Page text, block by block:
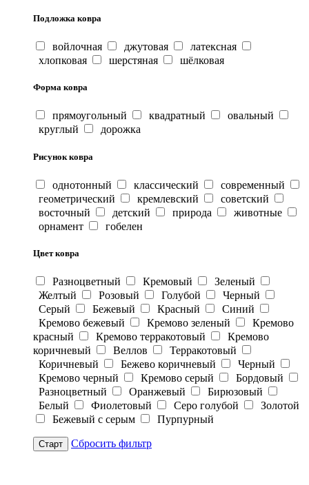
Подложка ковра
войлочная джутовая
латексная
хлопковая
шерстяная шёлковая
Форма ковра
прямоугольный квадратный
овальный
круглый
дорожка
Рисунок ковра
однотонный классический
современный
геометрический
кремлевский
советский
восточный
детский природа
животные
орнамент
гобелен
Цвет ковра
Разноцветный Кремовый
Зеленый
Желтый
Розовый Голубой
Черный
Серый
Бежевый Красный
Синий
Кремово бежевый
Кремово зеленый
Кремово
красный
Кремово терракотовый
Кремово
коричневый
Веллов
Терракотовый
Коричневый
Бежево коричневый
Черный
Кремово черный
Кремово серый
Бордовый
Разноцветный
Оранжевый
Бирюзовый
Белый
Фиолетовый Серо голубой
Золотой
Бежевый с серым
Пурпурный
Старт Сбросить фильтр